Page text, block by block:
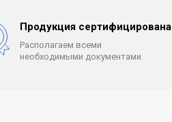
Продукция сертифицирована
Располагаем всеми
необходимыми документами.